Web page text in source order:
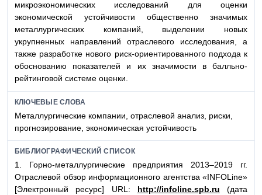
микроэкономических исследований для оценки
экономической устойчивости общественно значимых
металлургических компаний, выделении новых
укрупненных направлений отраслевого исследования, а
также разработке нового риск-ориентированного подхода к
обоснованию показателей и их значимости в балльно-
рейтинговой системе оценки.
КЛЮЧЕВЫЕ СЛОВА
Металлургические компании, отраслевой анализ, риски,
прогнозирование, экономическая устойчивость
БИБЛИОГРАФИЧЕСКИЙ СПИСОК
1. Горно-металлургические предприятия 2013–2019 гг.
Отраслевой обзор информационного агентства «INFOLine»
[Электронный ресурс] URL: http://infoline.spb.ru (дата